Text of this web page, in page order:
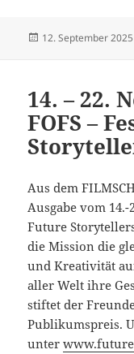
Veröffentlicht
12. September 2025
14. – 22.
FOFS –
Aus dem
Ausgabe vom
Future
die Mission die
und Kreativität
aller Welt ihre
stiftet der
Publikumspreis.
unter